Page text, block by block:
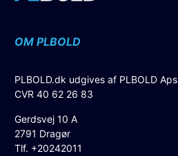
OM PLBOLD
PLBOLD.dk udgives af PLBOLD Aps
CVR 40 62 26 83
Gerdsvej 10 A
2791 Dragør
Tlf. +20242011